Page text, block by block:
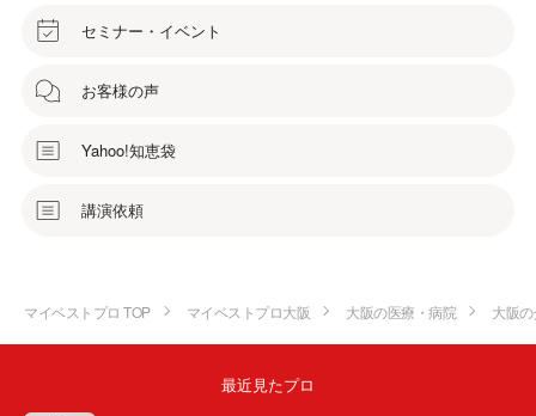
セミナー・イベント
お客様の声
Yahoo!知恵袋
講演依頼
マイベストプロ TOP マイベストプロ大阪 大阪の医療・病院 大阪
最近見たプロ